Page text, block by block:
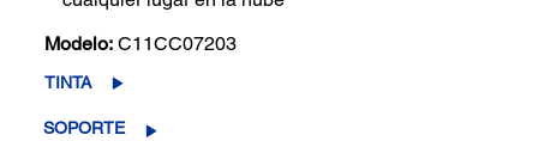
Modelo: C11CC07203
TINTA
SOPORTE